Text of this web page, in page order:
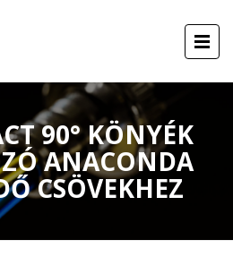
90° KÖNYÉK
ANACONDA
CSÖVEKHEZ